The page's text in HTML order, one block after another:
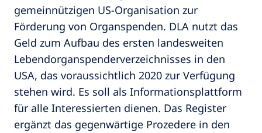
gemeinnützigen US-Organisation zur
Förderung von Organspenden. DLA nutzt das
Geld zum Aufbau des ersten landesweiten
Lebendorganspenderverzeichnisses in den
USA, das voraussichtlich 2020 zur Verfügung
stehen wird. Es soll als Informationsplattform
für alle Interessierten dienen. Das Register
ergänzt das gegenwärtige Prozedere in den